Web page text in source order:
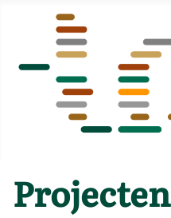
Projecten